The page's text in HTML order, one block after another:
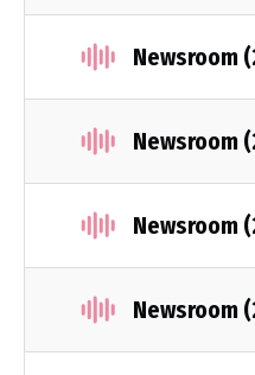
Newsroom
Newsroom
Newsroom
Newsroom